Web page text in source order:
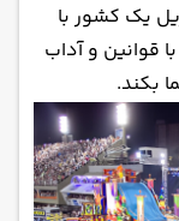
یک کشور با
قوانین و آداب
بکند.